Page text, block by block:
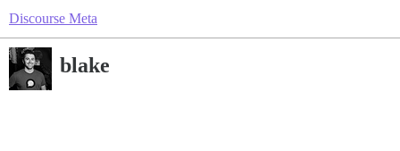
Discourse Meta
blake